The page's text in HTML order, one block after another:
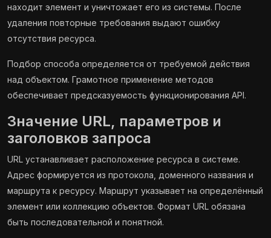
находит элемент и уничтожает его из системы. После
удаления повторные требования выдают ошибку
отсутствия ресурса.
Подбор способа определяется от требуемой действия
над объектом. Грамотное применение методов
обеспечивает предсказуемость функционирования API.
Значение URL, параметров и
заголовков запроса
URL устанавливает расположение ресурса в системе.
Адрес формируется из протокола, доменного названия и
маршрута к ресурсу. Маршрут указывает на определённый
элемент или коллекцию объектов. Формат URL обязана
быть последовательной и понятной.